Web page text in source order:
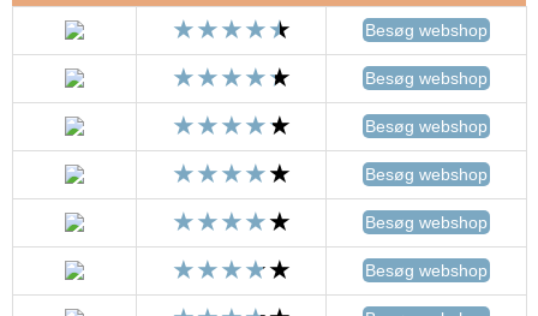
Besøg webshop
Besøg webshop
Besøg webshop
Besøg webshop
Besøg webshop
Besøg webshop